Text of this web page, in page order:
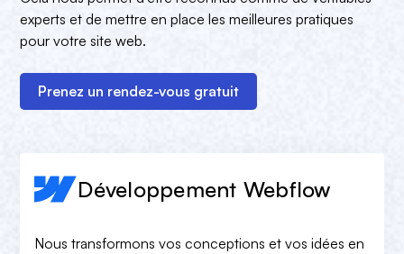
experts et de mettre en place les meilleures pratiques
pour votre site web.
Prenez un rendez-vous gratuit
Développement Webflow
Nous transformons vos conceptions et vos idées en